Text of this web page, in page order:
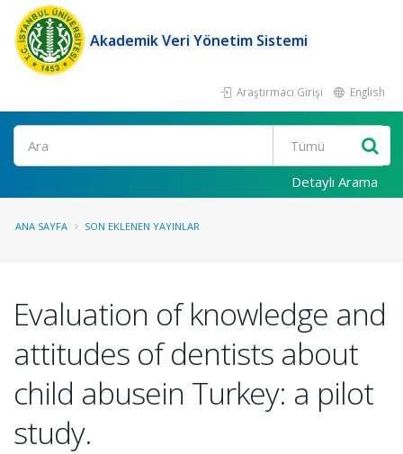
Akademik Veri Yönetim Sistemi
Araştırmacı Girişi English
Ara
Detaylı Arama
ANA SAYFA SON EKLENEN YAYINLAR
Evaluation of knowledge and
attitudes of dentists about
child abusein Turkey: a pilot
study.